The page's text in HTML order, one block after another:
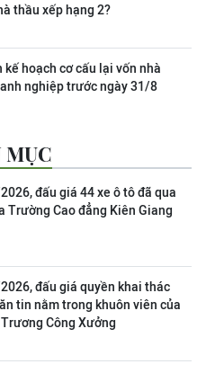
thầu xếp hạng 2?
kế hoạch cơ cấu lại vốn nhà
nghiệp trước ngày 31/8
MỤC
đấu giá 44 xe ô tô đã qua
Trường Cao đẳng Kiên Giang
đấu giá quyền khai thác
tin nằm trong khuôn viên của
Công Xưởng